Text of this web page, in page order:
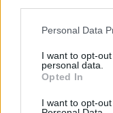
Please note that
not limited to your
grant or deny
use your data for
consent section.
Personal Data
I want to opt-
personal data.
Opted In
I want to opt-
A RÓMAIAKTÓL